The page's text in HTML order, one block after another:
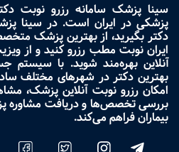
سینا پزشک سامانه رزرو نوبت
پزشکی در ایران است. در سینا
دکتر بگیرید، از بهترین پزشک
ایران نوبت مطب رزرو کنید و از
آنلاین بهره‌مند شوید. با سیستم
بهترین دکتر در شهرهای مختلف
امکان رزرو نوبت آنلاین پزشک،
بررسی تخصص‌ها و دریافت مشاوره
بیماران فراهم می‌کند.